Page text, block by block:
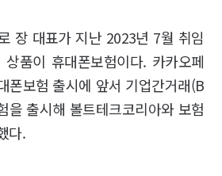
장 대표가 지난 2023년 7월 취임
품이 휴대폰보험이다. 카카오페
폰보험 출시에 앞서 기업간거래(B
을 출시해 볼트테크코리아와 보험
다.